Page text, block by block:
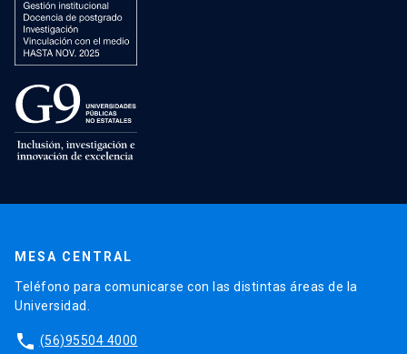
MESA CENTRAL
Teléfono para comunicarse con las distintas áreas de la
Universidad.
phone (56)95504 4000